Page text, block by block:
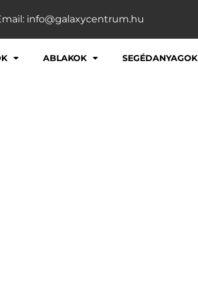
info@galaxycentrum.hu
ABLAKOK SEGÉDANYAGOK